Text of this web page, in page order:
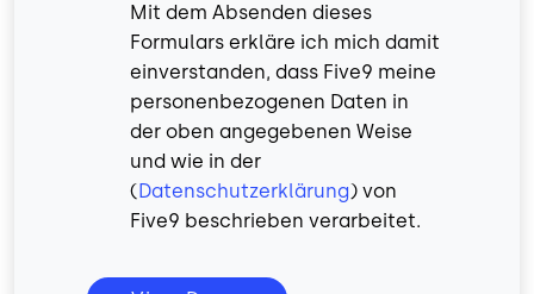
Mit dem Absenden dieses
Formulars erkläre ich mich damit
einverstanden, dass Five9 meine
personenbezogenen Daten in
der oben angegebenen Weise
und wie in der
( Datenschutzerklärung) von
Five9 beschrieben verarbeitet.